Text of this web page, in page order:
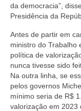
da democracia”,
Presidência da
Antes de partir em
ministro do Trabalho
política de
nunca tivesse sido
Na outra linha, se
pelos governos
mínimo seria de R$
valorização em 2023